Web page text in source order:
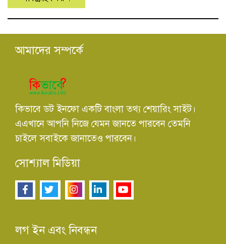
আমাদের সম্পর্কে
কিভাবে ডট ইনফো একটি বাংলা তথ্য শেয়ারিং সাইট।
এএখানে আপনি নিজে যেমন জানতে পারবেন তেমনি
চাইলে সবাইকে জানাতেও পারবেন।
সোশ্যাল মিডিয়া
লগ ইন এবং নিবন্ধন